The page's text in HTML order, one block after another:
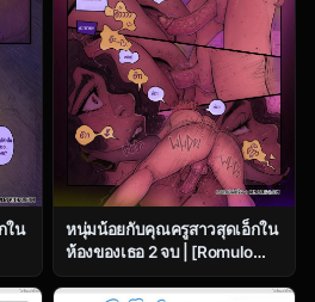
ใน
หนุ่มน้อยกับคุณครูสาวสุดเอ็กใน
ห้องของเธอ 2 จบ | [Romulo
Melkor Mancin] Spades –
Part 2